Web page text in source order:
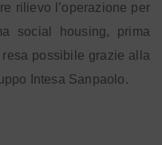
rilievo l’operazione per
social housing, prima
possibile grazie alla
Intesa Sanpaolo.